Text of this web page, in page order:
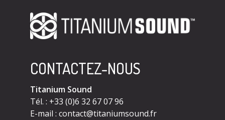
CONTACTEZ-NOUS
Titanium Sound
Tél. : +33 (0)6 32 67 07 96
E-mail : contact@titaniumsound.fr